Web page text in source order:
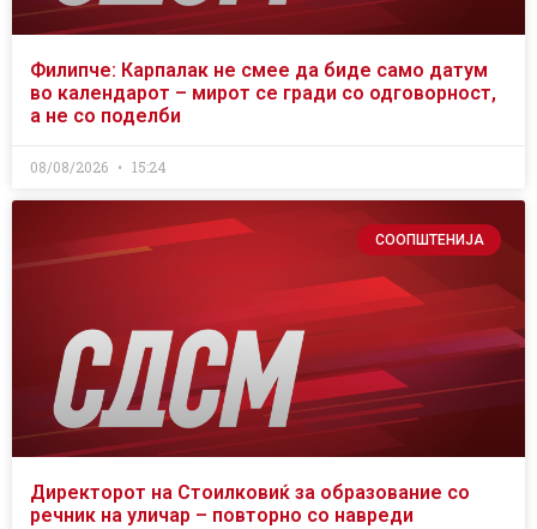
Филипче: Карпалак не смее да биде само датум
во календарот – мирот се гради со одговорност,
а не со поделби
08/08/2026 15:24
СООПШТЕНИЈА
Директорот на Стоилковиќ за образование со
речник на уличар – повторно со навреди